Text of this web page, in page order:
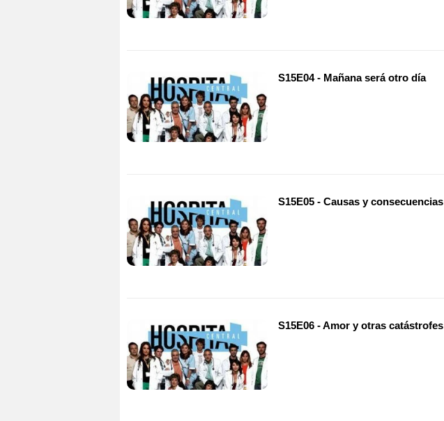
S15E04 - Mañana será otro día
S15E05 - Causas y consecuencias
S15E06 - Amor y otras catástrofes